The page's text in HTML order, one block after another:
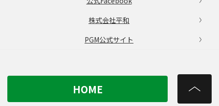
株式会社平和
PGM公式サイト
HOME